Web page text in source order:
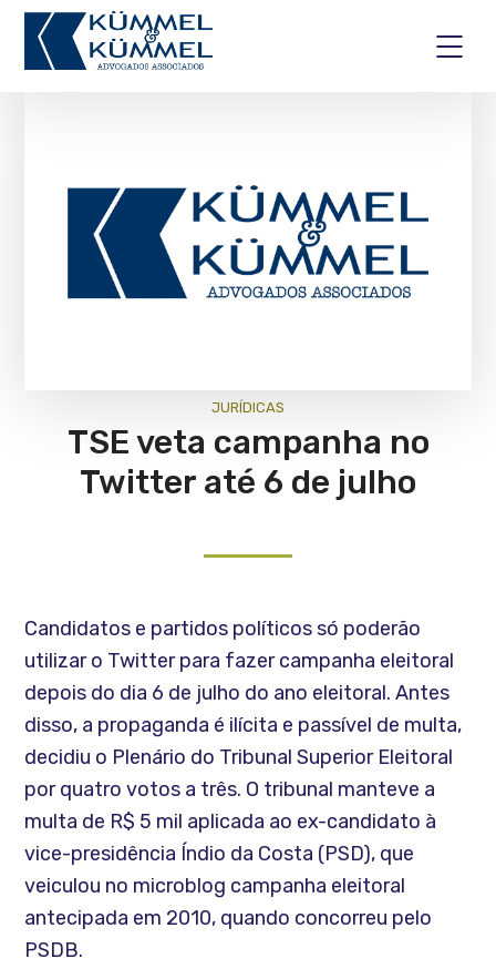
JURÍ­DICAS
TSE veta campanha no
Twitter até 6 de julho
Candidatos e partidos políticos só poderão
utilizar o Twitter para fazer campanha eleitoral
depois do dia 6 de julho do ano eleitoral. Antes
disso, a propaganda é ilícita e passível de multa,
decidiu o Plenário do Tribunal Superior Eleitoral
por quatro votos a três. O tribunal manteve a
multa de R$ 5 mil aplicada ao ex-candidato à
vice-presidência Índio da Costa (PSD), que
veiculou no microblog campanha eleitoral
antecipada em 2010, quando concorreu pelo
PSDB.